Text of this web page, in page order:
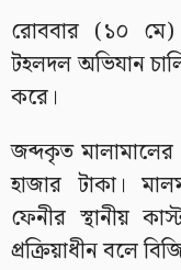
রোববার (১০ মে)
টহলদল অভিযান
করে।
জব্দকৃত
হাজার টাকা।
ফেনীর স্থানীয়
প্রক্রিয়াধীন বলে